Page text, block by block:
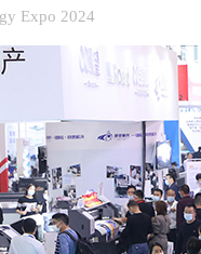
Expo 2024